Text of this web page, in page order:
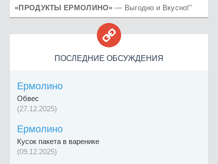
«ПРОДУКТЫ ЕРМОЛИНО» — Выгодно и Вкусно!"

ПОСЛЕДНИЕ ОБСУЖДЕНИЯ
Ермолино
Обвес
(27.12.2025)
Ермолино
Кусок пакета в варенике
(09.12.2025)